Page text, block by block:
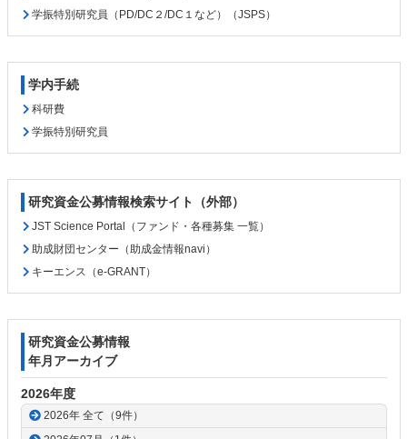
学振特別研究員（PD/DC２/DC１など）（JSPS）
学内手続
科研費
学振特別研究員
研究資金公募情報検索サイト（外部）
JST Science Portal（ファンド・各種募集 一覧）
助成財団センター（助成金情報navi）
キーエンス（e-GRANT）
研究資金公募情報
年月アーカイブ
2026年度
2026年 全て（9件）